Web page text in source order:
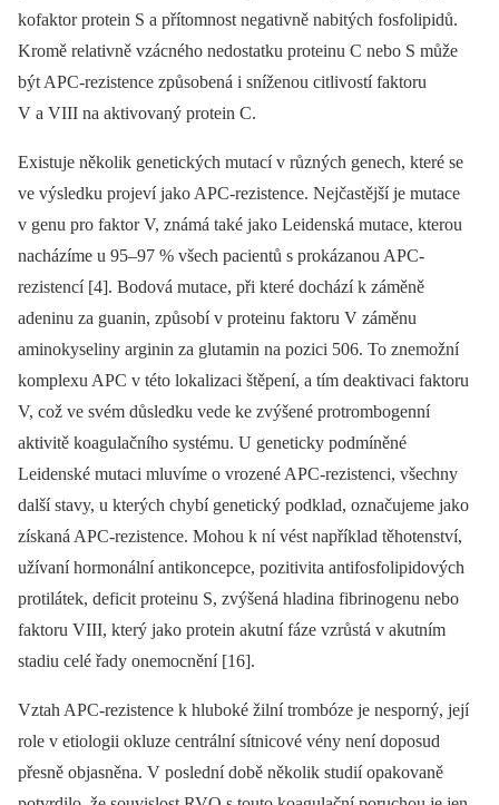
kofaktor protein S a přítomnost negativně nabitých fosfolipidů.
Kromě relativně vzácného nedostatku proteinu C nebo S může
být APC-rezistence způsobená i sníženou citlivostí faktoru
V a VIII na aktivovaný protein C.
Existuje několik genetických mutací v různých genech, které se
ve výsledku projeví jako APC-rezistence. Nejčastější je mutace
v genu pro faktor V, známá také jako Leidenská mutace, kterou
nacházíme u 95–97 % všech pacientů s prokázanou APC-
rezistencí [4]. Bodová mutace, při které dochází k záměně
adeninu za guanin, způsobí v proteinu faktoru V záměnu
aminokyseliny arginin za glutamin na pozici 506. To znemožní
komplexu APC v této lokalizaci štěpení, a tím deaktivaci faktoru
V, což ve svém důsledku vede ke zvýšené protrombogenní
aktivitě koagulačního systému. U geneticky podmíněné
Leidenské mutaci mluvíme o vrozené APC-rezistenci, všechny
další stavy, u kterých chybí genetický podklad, označujeme jako
získaná APC-rezistence. Mohou k ní vést například těhotenství,
užívaní hormonální antikoncepce, pozitivita antifosfolipidových
protilátek, deficit proteinu S, zvýšená hladina fibrinogenu nebo
faktoru VIII, který jako protein akutní fáze vzrůstá v akutním
stadiu celé řady onemocnění [16].
Vztah APC-rezistence k hluboké žilní trombóze je nesporný, její
role v etiologii okluze centrální sítnicové vény není doposud
přesně objasněna. V poslední době několik studií opakovaně